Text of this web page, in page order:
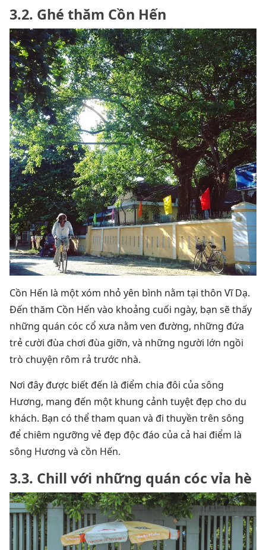
3.2. Ghé thăm Cồn Hến
Cồn Hến là một xóm nhỏ yên bình nằm tại thôn Vĩ Dạ.
Đến thăm Cồn Hến vào khoảng cuối ngày, bạn sẽ thấy
những quán cóc cổ xưa nằm ven đường, những đứa
trẻ cười đùa chơi đùa giỡn, và những người lớn ngồi
trò chuyện rôm rả trước nhà.
Nơi đây được biết đến là điểm chia đôi của sông
Hương, mang đến một khung cảnh tuyệt đẹp cho du
khách. Bạn có thể tham quan và đi thuyền trên sông
để chiêm ngưỡng vẻ đẹp độc đáo của cả hai điểm là
sông Hương và cồn Hến.
3.3. Chill với những quán cóc vỉa hè